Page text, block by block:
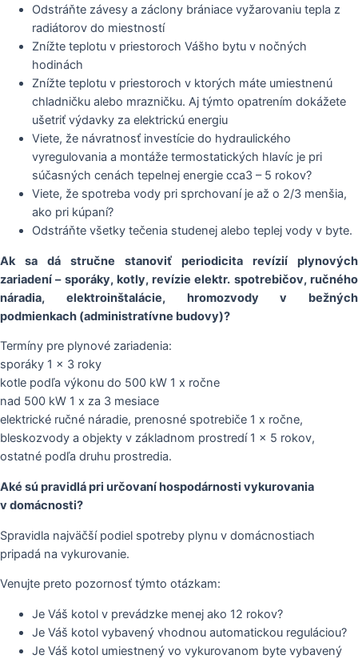
Odstráňte závesy a záclony brániace vyžarovaniu tepla z
radiátorov do miestností
Znížte teplotu v priestoroch Vášho bytu v nočných
hodinách
Znížte teplotu v priestoroch v ktorých máte umiestnenú
chladničku alebo mrazničku. Aj týmto opatrením dokážete
ušetriť výdavky za elektrickú energiu
Viete, že návratnosť investície do hydraulického
vyregulovania a montáže termostatických hlavíc je pri
súčasných cenách tepelnej energie cca3 – 5 rokov?
Viete, že spotreba vody pri sprchovaní je až o 2/3 menšia,
ako pri kúpaní?
Odstráňte všetky tečenia studenej alebo teplej vody v byte.
Ak sa dá stručne stanoviť periodicita revízií plynových
zariadení – sporáky, kotly, revízie elektr. spotrebičov, ručného
náradia, elektroinštalácie, hromozvody v bežných
podmienkach (administratívne budovy)?
Termíny pre plynové zariadenia:
sporáky 1 x 3 roky
kotle podľa výkonu do 500 kW 1 x ročne
nad 500 kW 1 x za 3 mesiace
elektrické ručné náradie, prenosné spotrebiče 1 x ročne,
bleskozvody a objekty v základnom prostredí 1 x 5 rokov,
ostatné podľa druhu prostredia.
Aké sú pravidlá pri určovaní hospodárnosti vykurovania
v domácnosti?
Spravidla najväčší podiel spotreby plynu v domácnostiach
pripadá na vykurovanie.
Venujte preto pozornosť týmto otázkam:
Je Váš kotol v prevádzke menej ako 12 rokov?
Je Váš kotol vybavený vhodnou automatickou reguláciou?
Je Váš kotol umiestnený vo vykurovanom byte vybavený